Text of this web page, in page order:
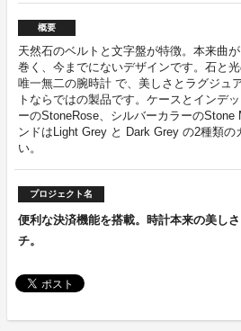
概要
天然石のベルトと文字盤が特徴。本来曲
巻く、今までにないデザインです。石と
唯一無二の腕時計 で、美しさとラグジュ
トならではの製品です。ケースとインデ
ーのStoneRose、シルバーカラーのStone
ンドはLight Grey と Dark Grey の2種類の
い。
プロジェクト名
便利な決済機能を搭載。時計本来の美し
チ。